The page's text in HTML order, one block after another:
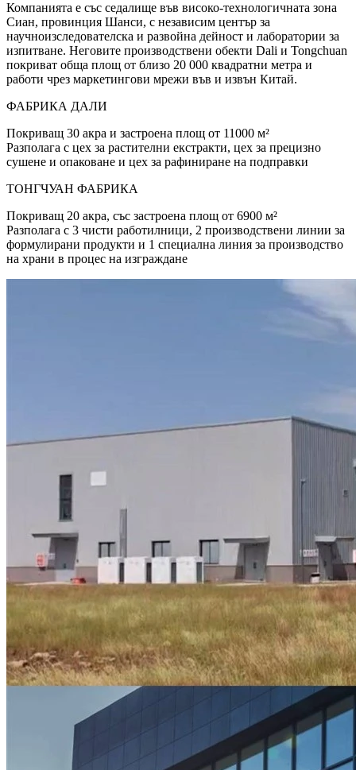
Компанията е със седалище във високо-технологичната зона
Сиан, провинция Шанси, с независим център за
научноизследователска и развойна дейност и лаборатории за
изпитване. Неговите производствени обекти Dali и Tongchuan
покриват обща площ от близо 20 000 квадратни метра и
работи чрез маркетингови мрежи във и извън Китай.
ФАБРИКА ДАЛИ
Покриващ 30 акра и застроена площ от 11000 м²
Разполага с цех за растителни екстракти, цех за прецизно
сушене и опаковане и цех за рафиниране на подправки
ТОНГЧУАН ФАБРИКА
Покриващ 20 акра, със застроена площ от 6900 м²
Разполага с 3 чисти работилници, 2 производствени линии за
формулирани продукти и 1 специална линия за производство
на храни в процес на изграждане